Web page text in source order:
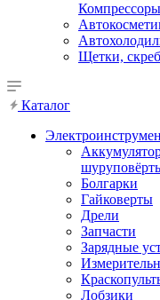
Щетки,
Каталог
Болгарки
Гайковерты
Дрели
Запчасти
Зарядные
Лобзики